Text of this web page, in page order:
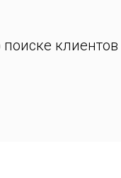
клиентов